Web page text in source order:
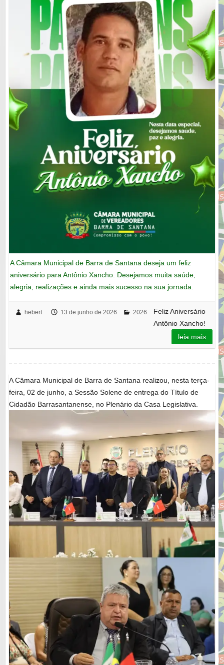
A Câmara Municipal de Barra de Santana deseja um feliz
aniversário para Antônio Xancho. Desejamos muita saúde,
alegria, realizações e ainda mais sucesso na sua jornada.
hebert 13 de junho de 2026 2026
Feliz Aniversário
Antônio Xancho!
leia mais
A Câmara Municipal de Barra de Santana realizou, nesta terça-
feira, 02 de junho, a Sessão Solene de entrega do Título de
Cidadão Barrasantanense, no Plenário da Casa Legislativa.